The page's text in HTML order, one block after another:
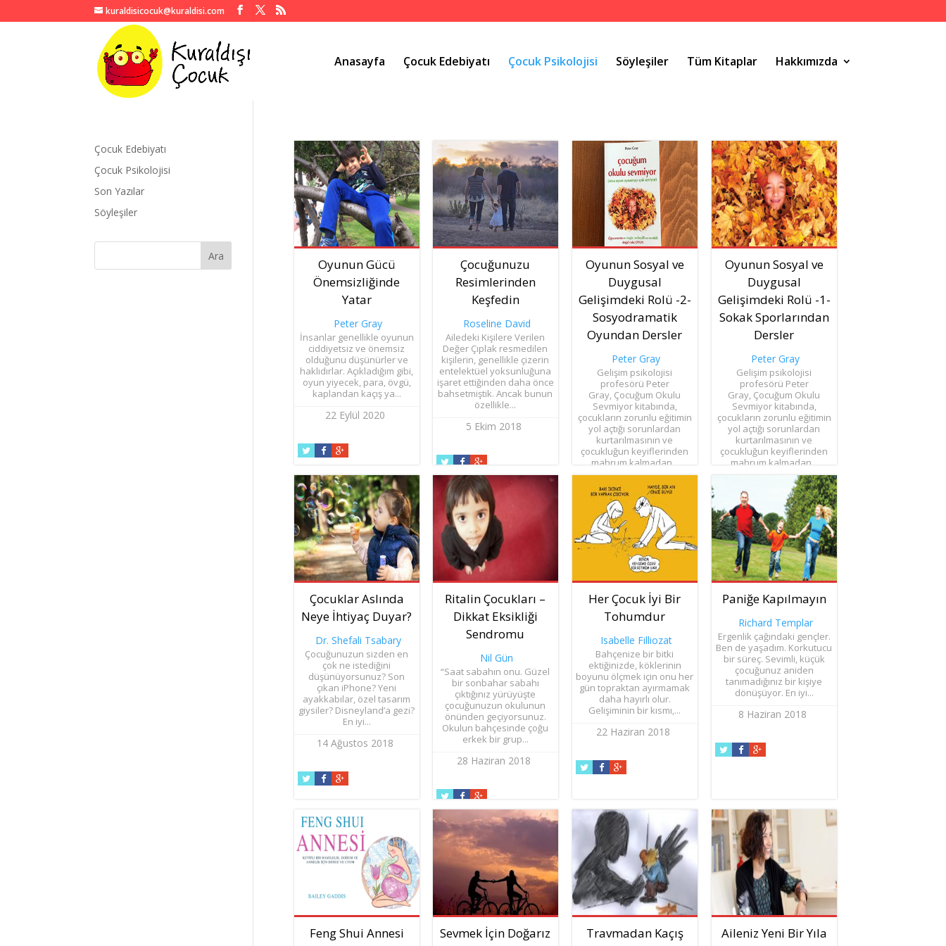
kuraldisicocuk@kuraldisi.com
Anasayfa Çocuk Edebiyatı Çocuk Psikolojisi Söyleşiler Tüm Kitaplar Hakkımızda
Oyunun Gücü
Önemsizliğinde
Yatar
Peter Gray
İnsanlar genellikle oyunun
ciddiyetsiz ve önemsiz
olduğunu düşünürler ve
haklıdırlar. Açıkladığım gibi,
oyun yiyecek, para, övgü,
kaplandan kaçış ya...
22 Eylül 2020
Çocuğunuzu
Resimlerinden
Keşfedin
Roseline David
Ailedeki Kişilere Verilen
Değer Çıplak resmedilen
kişilerin, genellikle çizerin
entelektüel yoksunluğuna
işaret ettiğinden daha önce
bahsetmiştik. Ancak bunun
özellikle...
5 Ekim 2018
Oyunun Sosyal ve
Duygusal
Gelişimdeki Rolü -2-
Sosyodramatik
Oyundan Dersler
Peter Gray
Gelişim psikolojisi
profesörü Peter
Gray, Çocuğum Okulu
Sevmiyor kitabında,
çocukların zorunlu eğitimin
yol açtığı sorunlardan
kurtarılmasının ve
çocukluğun keyiflerinden
mahrum kalmadan...
10 Eylül 2018
Oyunun Sosyal ve
Duygusal
Gelişimdeki Rolü -1-
Sokak Sporlarından
Dersler
Peter Gray
Gelişim psikolojisi
profesörü Peter
Gray, Çocuğum Okulu
Sevmiyor kitabında,
çocukların zorunlu eğitimin
yol açtığı sorunlardan
kurtarılmasının ve
çocukluğun keyiflerinden
mahrum kalmadan...
15 Ağustos 2018
Çocuklar Aslında
Neye İhtiyaç Duyar?
Dr. Shefali Tsabary
Çocuğunuzun sizden en
çok ne istediğini
düşünüyorsunuz? Son
çıkan iPhone? Yeni
ayakkabılar, özel tasarım
giysiler? Disneyland’a gezi?
En iyi...
14 Ağustos 2018
Ritalin Çocukları –
Dikkat Eksikliği
Sendromu
Nil Gün
“Saat sabahın onu. Güzel
bir sonbahar sabahı
çıktığınız yürüyüşte
çocuğunuzun okulunun
önünden geçiyorsunuz.
Okulun bahçesinde çoğu
erkek bir grup...
28 Haziran 2018
Her Çocuk İyi Bir
Tohumdur
Isabelle Filliozat
Bahçenize bir bitki
ektiğinizde, köklerinin
boyunu ölçmek için onu her
gün topraktan ayırmamak
daha hayırlı olur.
Gelişiminin bir kısmı,...
22 Haziran 2018
Paniğe Kapılmayın
Richard Templar
Ergenlik çağındaki gençler.
Ben de yaşadım. Korkutucu
bir süreç. Sevimli, küçük
çocuğunuz aniden
tanımadığınız bir kişiye
dönüşüyor. En iyi...
8 Haziran 2018
Feng Shui Annesi Sevmek İçin Doğarız
Travmadan Kaçış
Aileniz Yeni Bir Yıla
Çocuk Edebiyatı
Çocuk Psikolojisi
Son Yazılar
Söyleşiler